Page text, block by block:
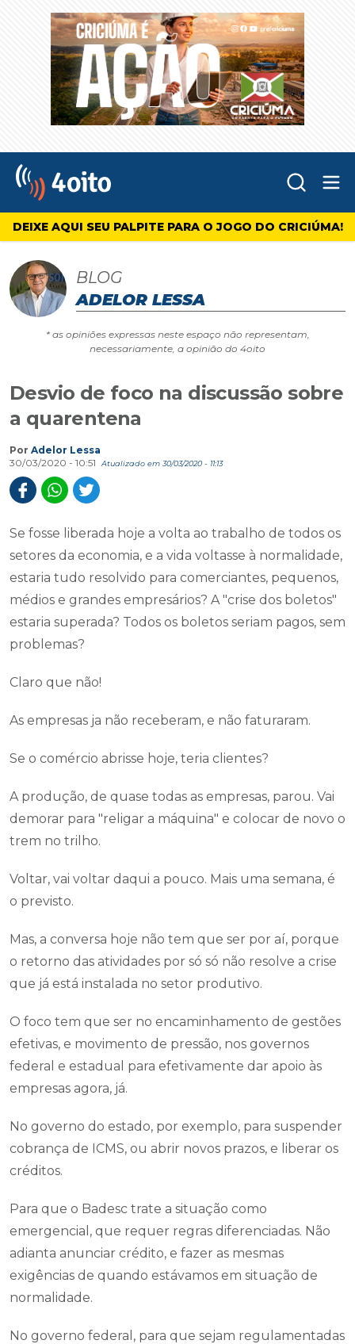
4oito
DEIXE AQUI SEU PALPITE PARA O JOGO DO CRICIÚMA!
BLOG
ADELOR LESSA
* as opiniões expressas neste espaço não representam,
necessariamente, a opinião do 4oito
Desvio de foco na discussão sobre
a quarentena
Por Adelor Lessa
30/03/2020 - 10:51
Atualizado em 30/03/2020 - 11:13
Se fosse liberada hoje a volta ao trabalho de todos os
setores da economia, e a vida voltasse à normalidade,
estaria tudo resolvido para comerciantes, pequenos,
médios e grandes empresários? A "crise dos boletos"
estaria superada? Todos os boletos seriam pagos, sem
problemas?
Claro que não!
As empresas ja não receberam, e não faturaram.
Se o comércio abrisse hoje, teria clientes?
A produção, de quase todas as empresas, parou. Vai
demorar para "religar a máquina" e colocar de novo o
trem no trilho.
Voltar, vai voltar daqui a pouco. Mais uma semana, é
o previsto.
Mas, a conversa hoje não tem que ser por aí, porque
o retorno das atividades por só só não resolve a crise
que já está instalada no setor produtivo.
O foco tem que ser no encaminhamento de gestões
efetivas, e movimento de pressão, nos governos
federal e estadual para efetivamente dar apoio às
empresas agora, já.
No governo do estado, por exemplo, para suspender
cobrança de ICMS, ou abrir novos prazos, e liberar os
créditos.
Para que o Badesc trate a situação como
emergencial, que requer regras diferenciadas. Não
adianta anunciar crédito, e fazer as mesmas
exigências de quando estávamos em situação de
normalidade.
No governo federal, para que sejam regulamentadas